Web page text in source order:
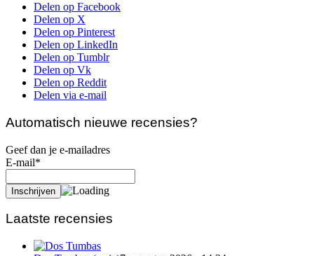
Delen op Facebook
Delen op X
Delen op Pinterest
Delen op LinkedIn
Delen op Tumblr
Delen op Vk
Delen op Reddit
Delen via e-mail
Automatisch nieuwe recensies?
Geef dan je e-mailadres
E-mail*
Laatste recensies